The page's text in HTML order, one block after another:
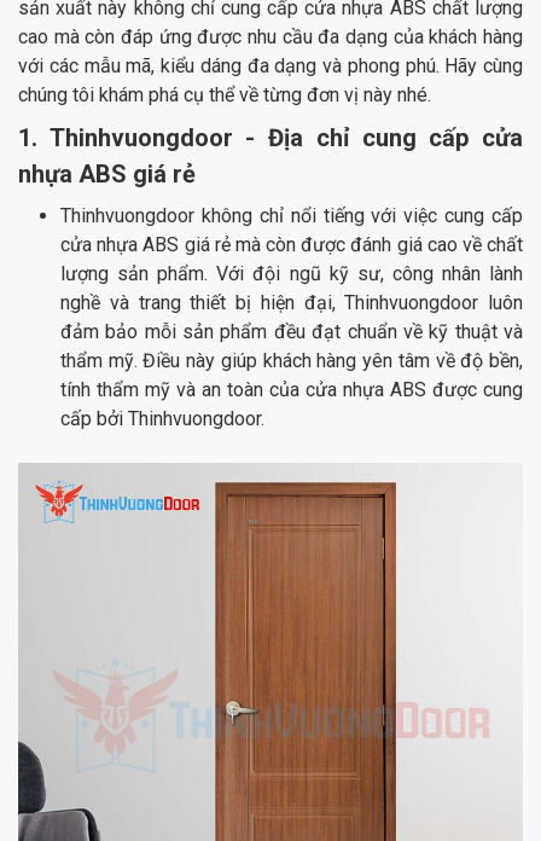
sản xuất này không chỉ cung cấp cửa nhựa ABS chất lượng
cao mà còn đáp ứng được nhu cầu đa dạng của khách hàng
với các mẫu mã, kiểu dáng đa dạng và phong phú. Hãy cùng
chúng tôi khám phá cụ thể về từng đơn vị này nhé.
1. Thinhvuongdoor - Địa chỉ cung cấp cửa
nhựa ABS giá rẻ
Thinhvuongdoor không chỉ nổi tiếng với việc cung cấp
cửa nhựa ABS giá rẻ mà còn được đánh giá cao về chất
lượng sản phẩm. Với đội ngũ kỹ sư, công nhân lành
nghề và trang thiết bị hiện đại, Thinhvuongdoor luôn
đảm bảo mỗi sản phẩm đều đạt chuẩn về kỹ thuật và
thẩm mỹ. Điều này giúp khách hàng yên tâm về độ bền,
tính thẩm mỹ và an toàn của cửa nhựa ABS được cung
cấp bởi Thinhvuongdoor.